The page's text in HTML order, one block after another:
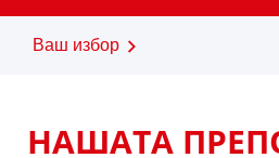
Ваш избор
НАШАТА